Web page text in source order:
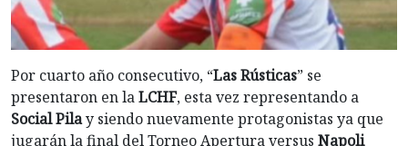
Por cuarto año consecutivo, “Las Rústicas” se
presentaron en laLCHF, esta vez representando a
Social Pilay siendo nuevamente protagonistas ya que
jugarán la final del Torneo Apertura versus Napoli